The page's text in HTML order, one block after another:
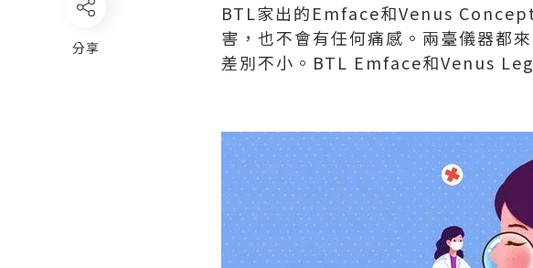
BTL家出的Emface和Venus
害，也不會有任何痛感。兩臺儀器都
差別不小。BTL Emface和Venus
分享